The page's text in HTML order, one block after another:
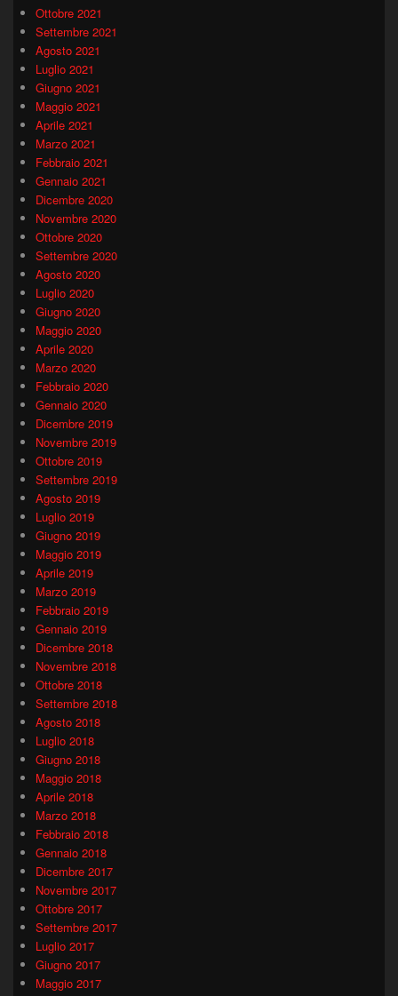
Ottobre 2021
Settembre 2021
Agosto 2021
Luglio 2021
Giugno 2021
Maggio 2021
Aprile 2021
Marzo 2021
Febbraio 2021
Gennaio 2021
Dicembre 2020
Novembre 2020
Ottobre 2020
Settembre 2020
Agosto 2020
Luglio 2020
Giugno 2020
Maggio 2020
Aprile 2020
Marzo 2020
Febbraio 2020
Gennaio 2020
Dicembre 2019
Novembre 2019
Ottobre 2019
Settembre 2019
Agosto 2019
Luglio 2019
Giugno 2019
Maggio 2019
Aprile 2019
Marzo 2019
Febbraio 2019
Gennaio 2019
Dicembre 2018
Novembre 2018
Ottobre 2018
Settembre 2018
Agosto 2018
Luglio 2018
Giugno 2018
Maggio 2018
Aprile 2018
Marzo 2018
Febbraio 2018
Gennaio 2018
Dicembre 2017
Novembre 2017
Ottobre 2017
Settembre 2017
Luglio 2017
Giugno 2017
Maggio 2017